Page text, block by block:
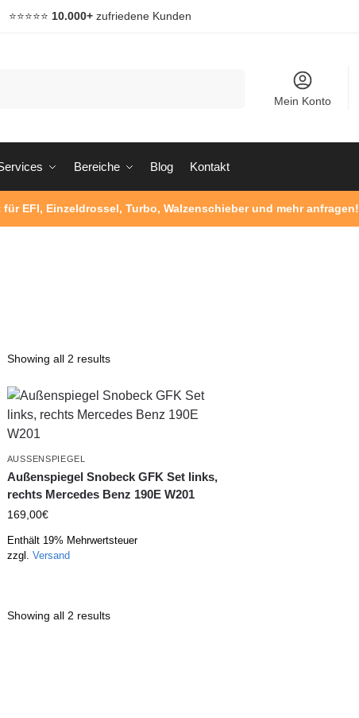
⭐️⭐️⭐️⭐️⭐️ 10.000+ zufriedene Kunden
Mein Konto
Bereiche Blog Kontakt
EFI, Einzeldrossel, Turbo, Walzenschieber und mehr anfragen!
Showing all 2 results
AUSSENSPIEGEL
Außenspiegel Snobeck GFK Set links,
rechts Mercedes Benz 190E W201
169,00€
Enthält 19% Mehrwertsteuer
zzgl. Versand
Showing all 2 results